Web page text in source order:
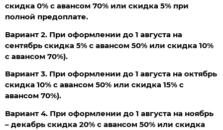
скидка 0% с авансом 70% или скидка 5% при
полной предоплате.
Вариант 2. При оформлении до 1 августа на
сентябрь скидка 5% с авансом 50% или скидка 10%
с авансом 70%).
Вариант 3. При оформлении до 1 августа на октябрь
скидка 10% с авансом 50% или скидка 15% с
авансом 70%).
Вариант 4. При оформлении до 1 августа на ноябрь
– декабрь скидка 20% с авансом 50% или скидка